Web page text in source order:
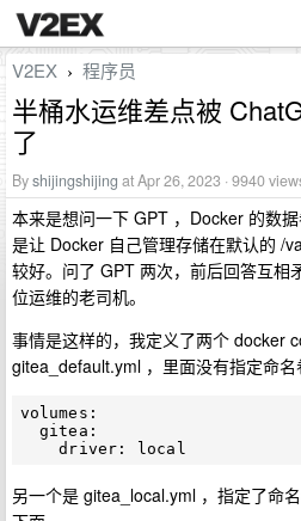
V2EX › 程序员
半桶水运维差点被
了
Byshijingshijing at Apr 26, 2023 · 9940
本来是想问一下 GPT ，Docker 的数
是让 Docker 自己管理存储在默认的 /
较好。问了 GPT 两次，前后回答互相
位运维的老司机。
事情是这样的，我定义了两个 docker
gitea_default.yml ，里面没有指定命名
volumes:
另一个是 gitea_local.yml ，指定了命